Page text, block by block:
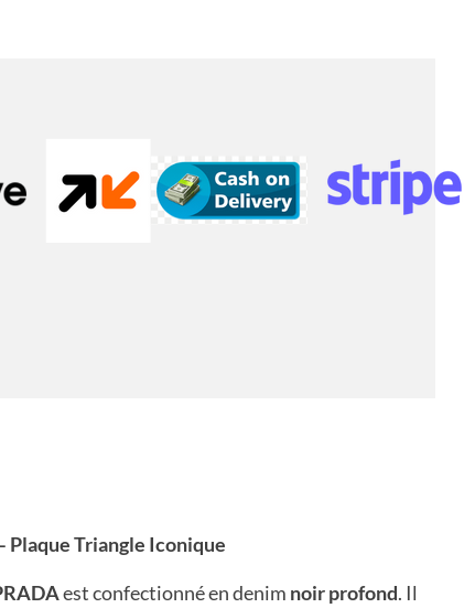
Plaque Triangle Iconique
est confectionné en denim noir profond. Il